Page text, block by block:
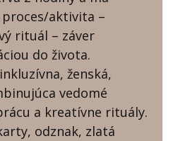
aktivita –
rituál – záver
do života.
ženská,
vedomé
a kreatívne rituály.
odznak, zlatá